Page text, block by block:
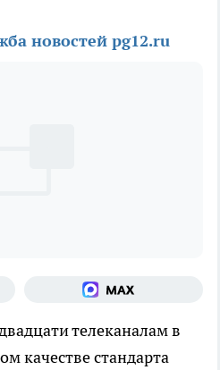
новостей pg12.ru
телеканалам в
качестве стандарта